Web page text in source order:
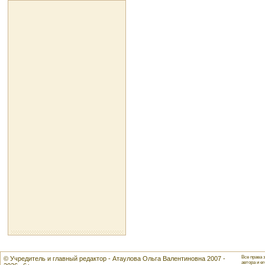
© Учредитель и главный редактор - Атаулова Ольга Валентиновна 2007 -
Все права
автора и